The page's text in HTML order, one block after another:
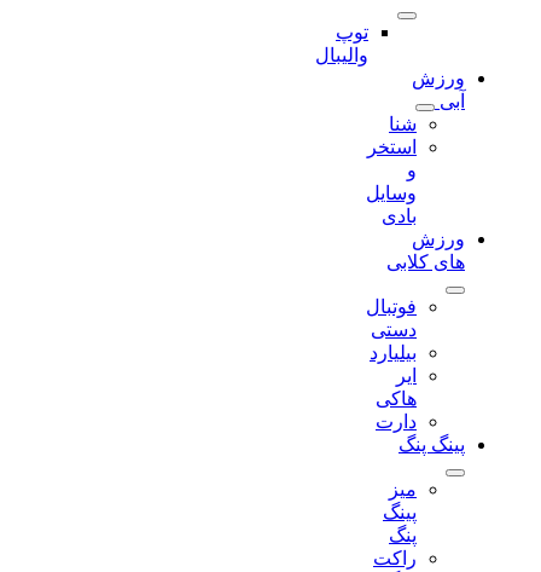
توپ
والیبال
ورزش
شنا
استخر
وسایل
ورزش
های کلابی
فوتبال
دستی
بیلیارد
دارت
پینگ پنگ
میز
راکت